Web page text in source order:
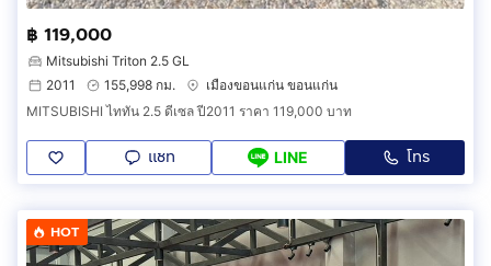
฿ 119,000
Mitsubishi Triton 2.5 GL
2011
155,998 กม.
เมืองขอนแก่น ขอนแก่น
MITSUBISHI ไททัน 2.5 ดีเซล ปี2011 ราคา 119,000 บาท
แชท LINE โทร
HOT